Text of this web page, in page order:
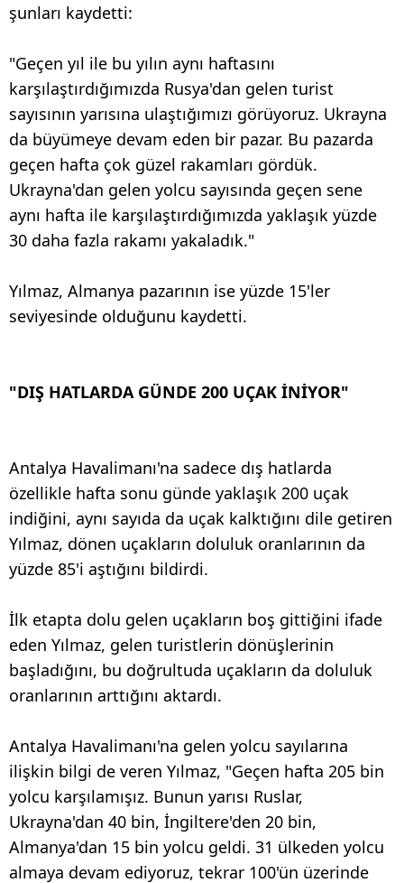
şunları kaydetti:
"Geçen yıl ile bu yılın aynı haftasını
karşılaştırdığımızda Rusya'dan gelen turist
sayısının yarısına ulaştığımızı görüyoruz. Ukrayna
da büyümeye devam eden bir pazar. Bu pazarda
geçen hafta çok güzel rakamları gördük.
Ukrayna'dan gelen yolcu sayısında geçen sene
aynı hafta ile karşılaştırdığımızda yaklaşık yüzde
30 daha fazla rakamı yakaladık."
Yılmaz, Almanya pazarının ise yüzde 15'ler
seviyesinde olduğunu kaydetti.
"DIŞ HATLARDA GÜNDE 200 UÇAK İNİYOR"
Antalya Havalimanı'na sadece dış hatlarda
özellikle hafta sonu günde yaklaşık 200 uçak
indiğini, aynı sayıda da uçak kalktığını dile getiren
Yılmaz, dönen uçakların doluluk oranlarının da
yüzde 85'i aştığını bildirdi.
İlk etapta dolu gelen uçakların boş gittiğini ifade
eden Yılmaz, gelen turistlerin dönüşlerinin
başladığını, bu doğrultuda uçakların da doluluk
oranlarının arttığını aktardı.
Antalya Havalimanı'na gelen yolcu sayılarına
ilişkin bilgi de veren Yılmaz, "Geçen hafta 205 bin
yolcu karşılamışız. Bunun yarısı Ruslar,
Ukrayna'dan 40 bin, İngiltere'den 20 bin,
Almanya'dan 15 bin yolcu geldi. 31 ülkeden yolcu
almaya devam ediyoruz, tekrar 100'ün üzerinde